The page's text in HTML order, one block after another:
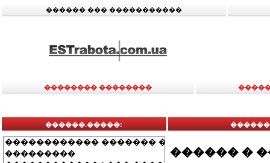
������ ��� �����������
�������� ��������
������.�����:
������ �